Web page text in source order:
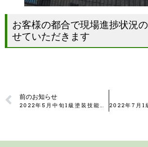
お客様の都合で現場進捗状況
せていただきます
前のお知らせ
2022年5月中旬1級塗装技能士工事-那珂郡